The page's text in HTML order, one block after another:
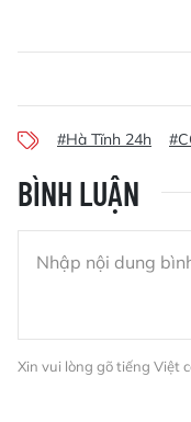
#Hà Tĩnh 24h
BÌNH LUẬN
Xin vui lòng gõ tiếng Việt